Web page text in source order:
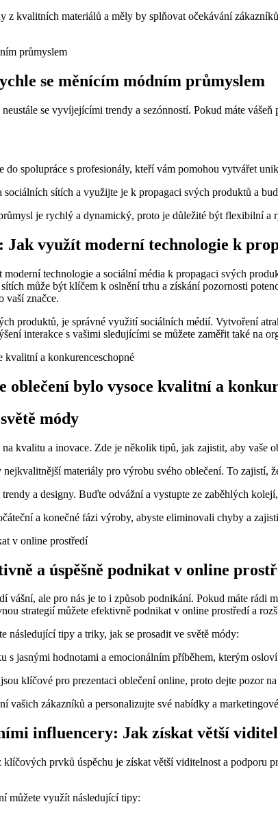
z kvalitních materiálů a měly by splňovat očekávání
se měnícím módním průmyslem
se vyvíjejícími trendy a sezónností. Pokud máte
do spolupráce s profesionály, kteří vám pomohou vytvářet
sociálních sítích a využijte je k propagaci svých produktů a
je rychlý a dynamický, proto je důležité být flexibilní a
využít moderní technologie k
technologie a sociální média k propagaci svých
může být klíčem k oslnění trhu a získání pozornosti
vaší značce.
produktů, je správné využití sociálních médií. Vytvoření
interakce s vašimi sledujícími se můžete zaměřit také na
bylo vysoce kvalitní a
módy
kvalitu a inovace. Zde je několik tipů, jak zajistit, aby vaše
nejkvalitnější materiály pro výrobu svého oblečení. To zajistí,
a designy. Buďte odvážní a vystupte ze zaběhlých
a konečné fázi výroby, abyste eliminovali chyby a
a úspěšně podnikat v online
ale pro nás je to i způsob podnikání. Pokud máte rádi
strategií můžete efektivně podnikat v online prostředí a
následující tipy a triky, jak se prosadit ve světě módy:
s jasnými hodnotami a emocionálním příběhem, kterým
klíčové pro prezentaci oblečení online, proto dejte pozor
vašich zákazníků a personalizujte své nabídky a
influencery: Jak získat větší
prvků úspěchu je získat větší viditelnost a podporu
můžete využít následující tipy: